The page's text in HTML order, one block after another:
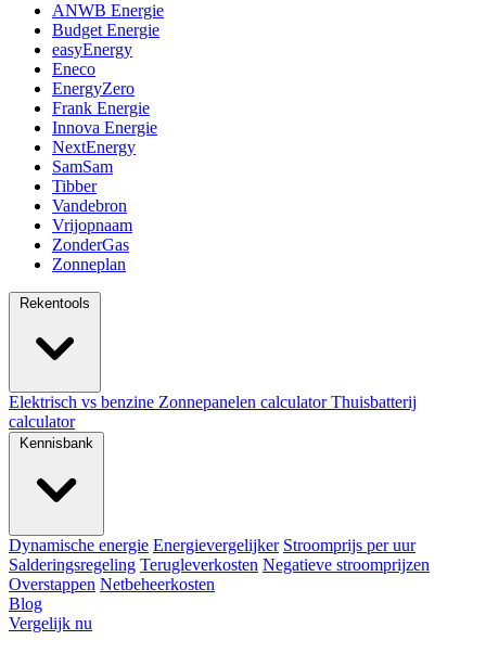
ANWB Energie
Budget Energie
easyEnergy
Eneco
EnergyZero
Frank Energie
Innova Energie
NextEnergy
SamSam
Tibber
Vandebron
Vrijopnaam
ZonderGas
Zonneplan
Rekentools
Elektrisch vs benzine Zonnepanelen calculatorThuisbatterij
calculator
Kennisbank
Dynamische energie Energievergelijker Stroomprijs per uur
Salderingsregeling Terugleverkosten Negatieve stroomprijzen
Overstappen Netbeheerkosten
Blog
Vergelijk nu